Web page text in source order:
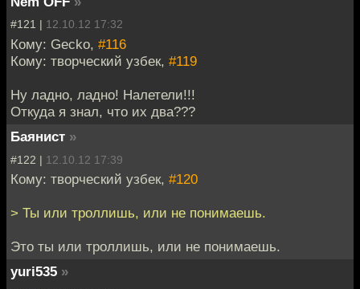
#121 | 12.10.12 17:32
Кому: Gecko, #116
Кому: творческий узбек, #119
Ну ладно, ладно! Налетели!!!
Откуда я знал, что их два???
Баянист »
#122 | 12.10.12 17:39
Кому: творческий узбек, #120
> Ты или троллишь, или не понимаешь.
Это ты или троллишь, или не понимаешь.
yuri535 »